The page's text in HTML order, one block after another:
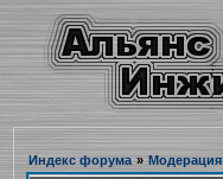
Индекс форума » Модерация